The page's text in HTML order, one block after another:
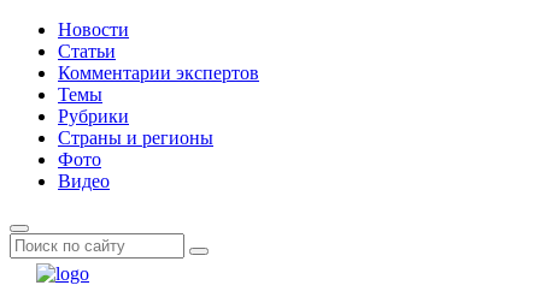
Новости
Статьи
Комментарии экспертов
Темы
Рубрики
Страны и регионы
Фото
Видео